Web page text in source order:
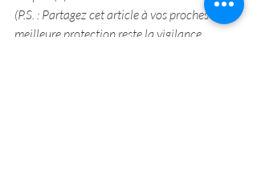
(P.S. : Partagez cet article à vos proches – la
meilleure protection reste la vigilance